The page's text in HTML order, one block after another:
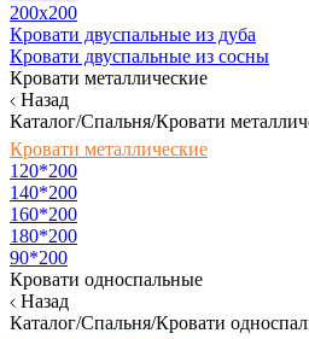
200x200
Кровати двуспальные из дуба
Кровати двуспальные из сосны
Кровати металлические
Назад
Каталог/Спальня/Кровати
Кровати металлические
120*200
140*200
160*200
180*200
90*200
Кровати односпальные
Назад
Каталог/Спальня/Кровати